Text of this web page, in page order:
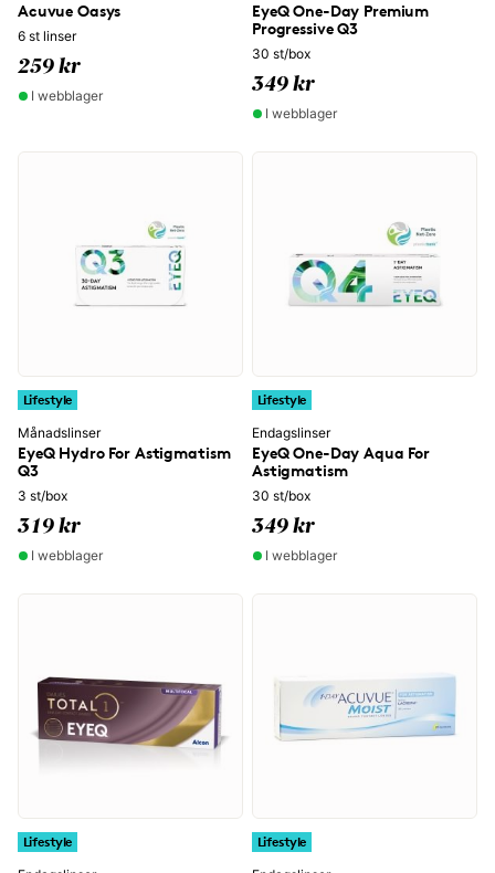
Acuvue Oasys
6 st linser
259 kr
I webblager
EyeQ One-Day Premium
Progressive Q3
30 st/box
349 kr
I webblager
Lifestyle
Månadslinser
EyeQ Hydro For Astigmatism
Q3
3 st/box
319 kr
I webblager
Lifestyle
Endagslinser
EyeQ One-Day Aqua For
Astigmatism
30 st/box
349 kr
I webblager
Lifestyle
Lifestyle